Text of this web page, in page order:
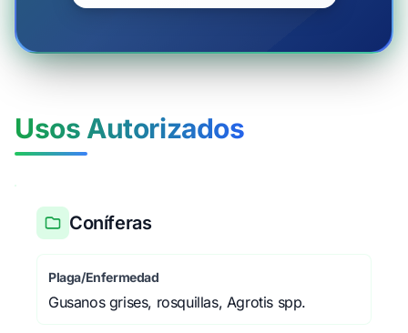
Usos Autorizados
Coníferas
Plaga/Enfermedad
Gusanos grises, rosquillas, Agrotis spp.